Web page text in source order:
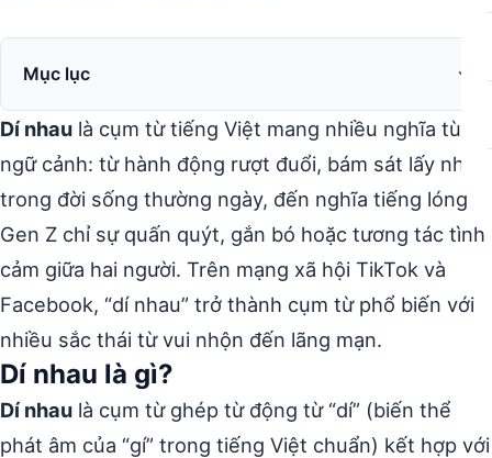
Mục lục
Dí nhau là cụm từ tiếng Việt mang nhiều nghĩa tùy
ngữ cảnh: từ hành động rượt đuổi, bám sát lấy nhau
trong đời sống thường ngày, đến nghĩa tiếng lóng
Gen Z chỉ sự quấn quýt, gắn bó hoặc tương tác tình
cảm giữa hai người. Trên mạng xã hội TikTok và
Facebook, “dí nhau” trở thành cụm từ phổ biến với
nhiều sắc thái từ vui nhộn đến lãng mạn.
Dí nhau là gì?
Dí nhau là cụm từ ghép từ động từ “dí” (biến thể
phát âm của “gí” trong tiếng Việt chuẩn) kết hợp với